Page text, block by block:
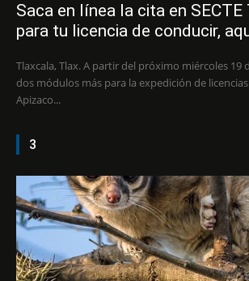
Saca en línea la cita en
para tu licencia de conducir,
Tlaxcala, Tlax. A partir del próximo miércoles 19
dos módulos más para la expedición de
Apizaco...
3